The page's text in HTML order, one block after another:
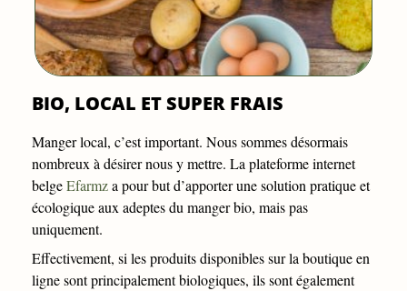
BIO, LOCAL ET SUPER FRAIS
Manger local, c’est important. Nous sommes désormais
nombreux à désirer nous y mettre. La plateforme internet
belgeEfarmza pour but d’apporter une solution pratique et
écologique aux adeptes du manger bio, mais pas
uniquement.
Effectivement, si les produits disponibles sur la boutique en
ligne sont principalement biologiques, ils sont également